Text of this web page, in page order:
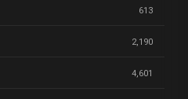
613
2,190
4,601